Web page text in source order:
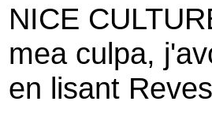
NICE
mea culpa,
en lisant